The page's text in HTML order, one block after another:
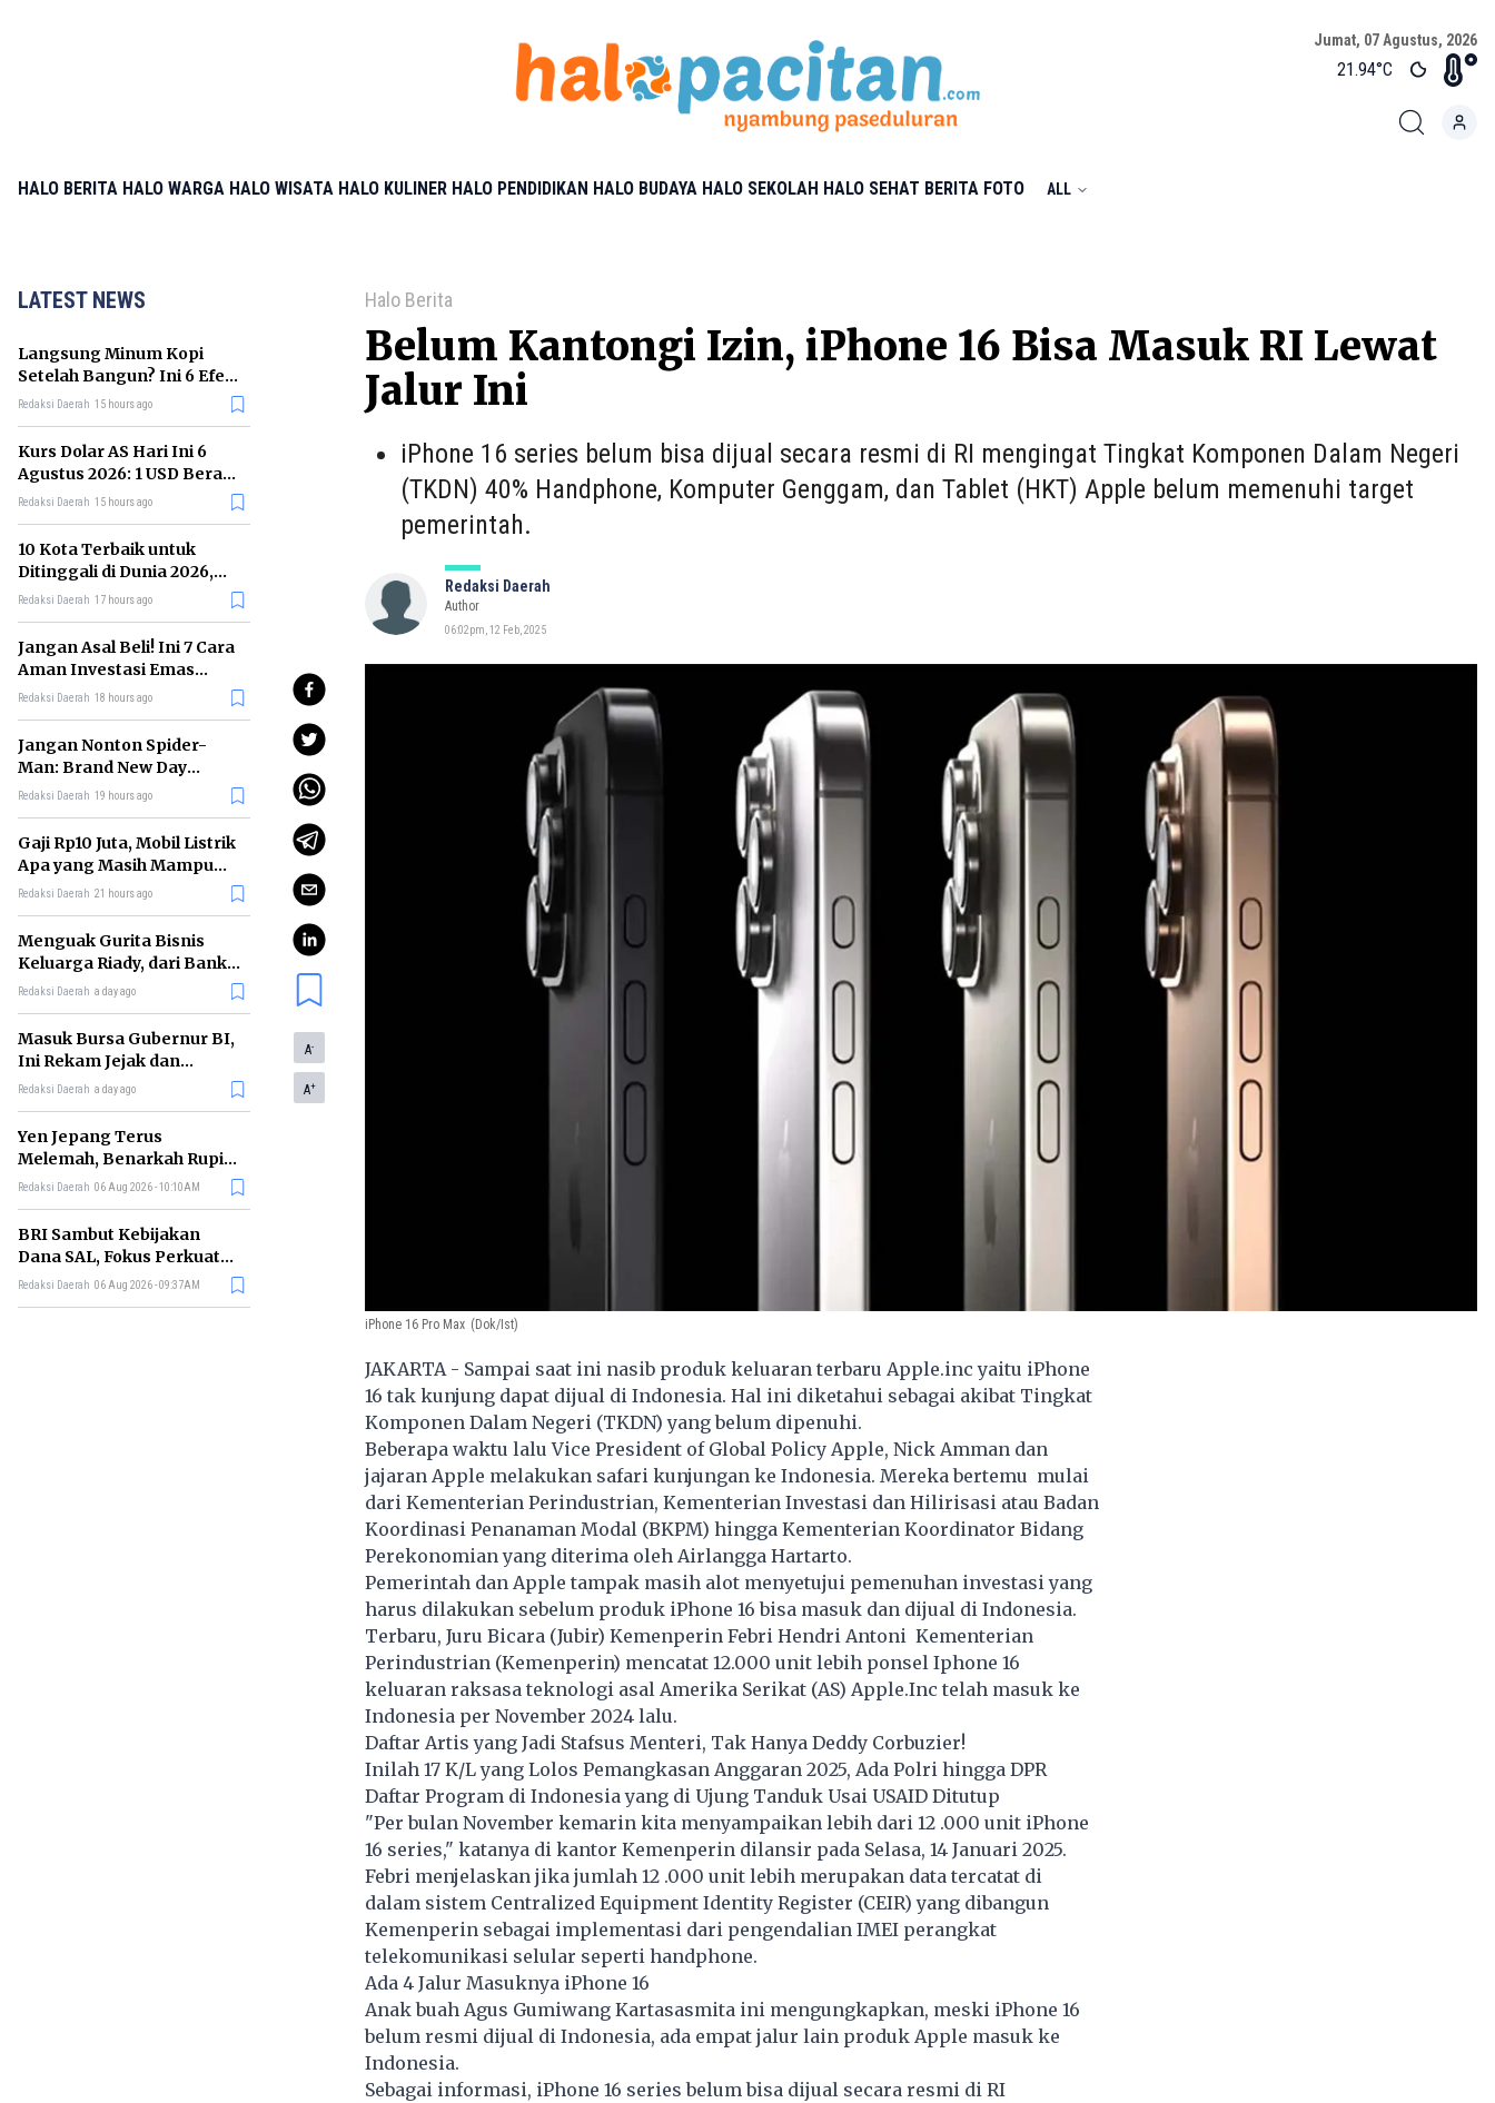
Jumat, 07 Agustus, 2026
21.94°C
HALO BERITA HALO WARGA HALO WISATA HALO KULINER HALO PENDIDIKAN HALO BUDAYA HALO SEKOLAH HALO SEHAT BERITA FOTO ALL
LATEST NEWS
Langsung Minum Kopi
Setelah Bangun? Ini 6 Efek
yang Terjadi pada Tubuh
Redaksi Daerah 15 hours ago
Kurs Dolar AS Hari Ini 6
Agustus 2026: 1 USD Berapa
Rupiah Sekarang?
Redaksi Daerah 15 hours ago
10 Kota Terbaik untuk
Ditinggali di Dunia 2026,
Berapa yang Ada di Asia?
Redaksi Daerah 17 hours ago
Jangan Asal Beli! Ini 7 Cara
Aman Investasi Emas
Batangan untuk Pemula
Redaksi Daerah 18 hours ago
Jangan Nonton Spider-
Man: Brand New Day
Sebelum Menonton 6 Film
Redaksi Daerah 19 hours ago
Gaji Rp10 Juta, Mobil Listrik
Apa yang Masih Mampu
Dibeli di GIIAS 2026?
Redaksi Daerah 21 hours ago
Menguak Gurita Bisnis
Keluarga Riady, dari Bank
hingga Rumah Sakit
Redaksi Daerah a day ago
Masuk Bursa Gubernur BI,
Ini Rekam Jejak dan
Kontroversi Burhanuddin
Redaksi Daerah a day ago
Yen Jepang Terus
Melemah, Benarkah Rupiah
Terancam Bernasib Sama?
Redaksi Daerah 06 Aug 2026 - 10:10AM
BRI Sambut Kebijakan
Dana SAL, Fokus Perkuat
Kredit UMKM dan Sektor
Redaksi Daerah 06 Aug 2026 - 09:37AM
Halo Berita
Belum Kantongi Izin, iPhone 16 Bisa Masuk RI Lewat
Jalur Ini
iPhone 16 series belum bisa dijual secara resmi di RI mengingat Tingkat Komponen Dalam Negeri
(TKDN) 40% Handphone, Komputer Genggam, dan Tablet (HKT) Apple belum memenuhi target
pemerintah.
Redaksi Daerah
Author
06:02pm, 12 Feb, 2025
A-
A+
iPhone 16 Pro Max (Dok/Ist)
JAKARTA - Sampai saat ini nasib produk keluaran terbaru Apple.inc yaitu iPhone
16 tak kunjung dapat dijual di Indonesia. Hal ini diketahui sebagai akibat Tingkat
Komponen Dalam Negeri (TKDN) yang belum dipenuhi.
Beberapa waktu lalu Vice President of Global Policy Apple, Nick Amman dan
jajaran Apple melakukan safari kunjungan ke Indonesia. Mereka bertemu mulai
dari Kementerian Perindustrian, Kementerian Investasi dan Hilirisasi atau Badan
Koordinasi Penanaman Modal (BKPM) hingga Kementerian Koordinator Bidang
Perekonomian yang diterima oleh Airlangga Hartarto.
Pemerintah dan Apple tampak masih alot menyetujui pemenuhan investasi yang
harus dilakukan sebelum produk iPhone 16 bisa masuk dan dijual di Indonesia.
Terbaru, Juru Bicara (Jubir) Kemenperin Febri Hendri Antoni Kementerian
Perindustrian (Kemenperin) mencatat 12.000 unit lebih ponsel Iphone 16
keluaran raksasa teknologi asal Amerika Serikat (AS) Apple.Inc telah masuk ke
Indonesia per November 2024 lalu.
Daftar Artis yang Jadi Stafsus Menteri, Tak Hanya Deddy Corbuzier!
Inilah 17 K/L yang Lolos Pemangkasan Anggaran 2025, Ada Polri hingga DPR
Daftar Program di Indonesia yang di Ujung Tanduk Usai USAID Ditutup
"Per bulan November kemarin kita menyampaikan lebih dari 12 .000 unit iPhone
16 series," katanya di kantor Kemenperin dilansir pada Selasa, 14 Januari 2025.
Febri menjelaskan jika jumlah 12 .000 unit lebih merupakan data tercatat di
dalam sistem Centralized Equipment Identity Register (CEIR) yang dibangun
Kemenperin sebagai implementasi dari pengendalian IMEI perangkat
telekomunikasi selular seperti handphone.
Ada 4 Jalur Masuknya iPhone 16
Anak buah Agus Gumiwang Kartasasmita ini mengungkapkan, meski iPhone 16
belum resmi dijual di Indonesia, ada empat jalur lain produk Apple masuk ke
Indonesia.
Sebagai informasi, iPhone 16 series belum bisa dijual secara resmi di RI